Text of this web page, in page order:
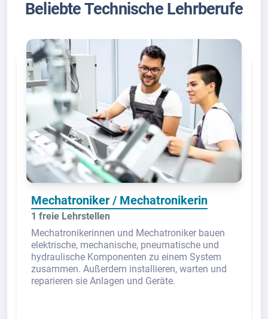
Beliebte Technische Lehrberufe
Mechatroniker / Mechatronikerin
1 freie Lehrstellen
Mechatronikerinnen und Mechatroniker bauen
elektrische, mechanische, pneumatische und
hydraulische Komponenten zu einem System
zusammen. Außerdem installieren, warten und
reparieren sie Anlagen und Geräte.